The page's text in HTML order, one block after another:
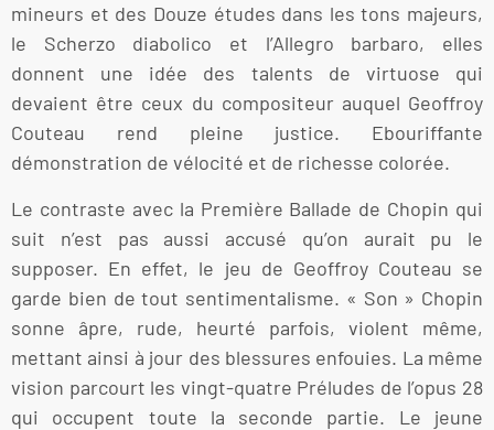
mineurs et des Douze études dans les tons majeurs,
le Scherzo diabolico et l’Allegro barbaro, elles
donnent une idée des talents de virtuose qui
devaient être ceux du compositeur auquel Geoffroy
Couteau rend pleine justice. Ebouriffante
démonstration de vélocité et de richesse colorée.
Le contraste avec la Première Ballade de Chopin qui
suit n’est pas aussi accusé qu’on aurait pu le
supposer. En effet, le jeu de Geoffroy Couteau se
garde bien de tout sentimentalisme. « Son » Chopin
sonne âpre, rude, heurté parfois, violent même,
mettant ainsi à jour des blessures enfouies. La même
vision parcourt les vingt-quatre Préludes de l’opus 28
qui occupent toute la seconde partie. Le jeune